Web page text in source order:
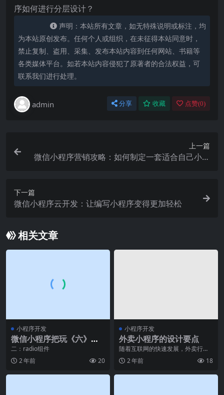
序如何进行分层设计？
声明：本站所有文章，如无特殊说明或标注，均
为本站原创发布。任何个人或组织，在未征得本站同意时，
禁止复制、盗用、采集、发布本站内容到任何网站、书籍等
各类媒体平台。如若本站内容侵犯了原著者的合法权益，可
联系我们进行处理。
admin 分享 收藏 点赞(0)
上一篇
微信小程序营销攻略：如何制定一套适合自己小程
下一篇
微信小程序云开发：让编写小程序变得更加轻松
相关文章
小程序开发
微信小程序把玩《六》：p
icker组件，radio组件，s
lider组件
二：radio组件
2 年前
20
小程序开发
外卖小程序的设计要点
随着互联网的快速发展，外卖行业
也取得了长足的发展，外卖小程序
成为了一个不可或缺的
2 年前 18